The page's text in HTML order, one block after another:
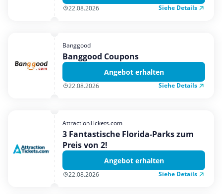
22.08.2026 Siehe Details
Banggood
Banggood Coupons
Angebot erhalten
22.08.2026 Siehe Details
AttractionTickets.com
3 Fantastische Florida-Parks zum
Preis von 2!
Angebot erhalten
22.08.2026 Siehe Details